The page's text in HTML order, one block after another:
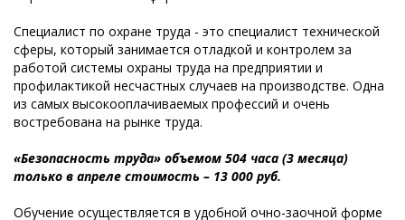
Специалист по охране труда - это специалист технической
сферы, который занимается отладкой и контролем за
работой системы охраны труда на предприятии и
профилактикой несчастных случаев на производстве. Одна
из самых высокооплачиваемых профессий и очень
востребована на рынке труда.
«Безопасность труда» объемом 504 часа (3 месяца)
только в апреле стоимость – 13 000 руб.
Обучение осуществляется в удобной очно-заочной форме